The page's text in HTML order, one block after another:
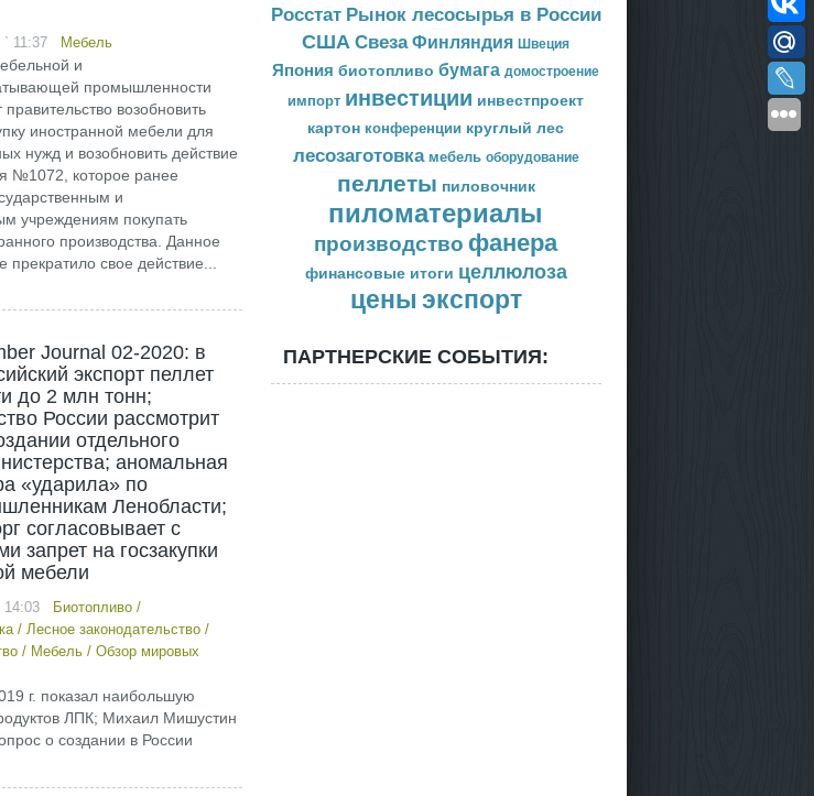
` 11:37 Мебель
и
промышленности
возобновить
иностранной мебели для
нужд и возобновить действие
№1072, которое ранее
и
учреждениям покупать
производства. Данное
прекратило свое действие...
Journal 02-2020: в
экспорт пеллет
до 2 млн тонн;
России рассмотрит
отдельного
аномальная
«ударила» по
Ленобласти;
согласовывает с
запрет на госзакупки
мебели
14:03 Биотопливо/
/ Лесное законодательство/
/ Мебель/ Обзор мировых
г. показал наибольшую
ЛПК; Михаил Мишустин
о создании в России
Росстат Рынок лесосырья в России
США Свеза Финляндия Швеция
Япония биотопливо бумага домостроение
импорт инвестиции инвестпроект
картон конференции круглый лес
лесозаготовка мебель оборудование
пеллеты пиловочник
пиломатериалы
производство фанера
финансовые итоги целлюлоза
цены экспорт
ПАРТНЕРСКИЕ СОБЫТИЯ: